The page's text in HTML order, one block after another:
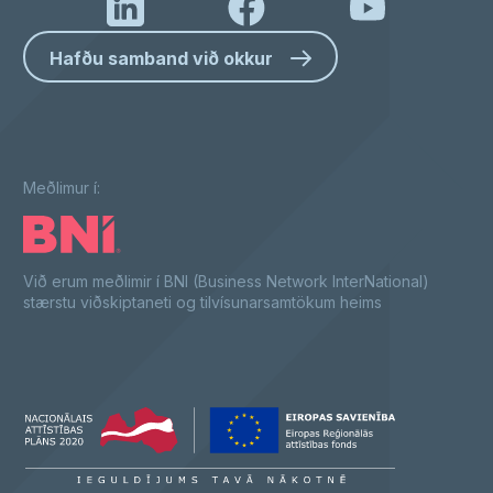
Hafðu samband við okkur
Meðlimur í:
Við erum meðlimir í BNI (Business Network InterNational)
stærstu viðskiptaneti og tilvísunarsamtökum heims